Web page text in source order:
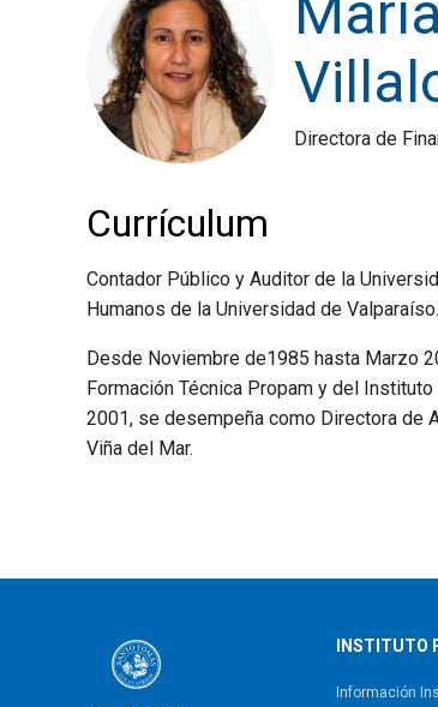
Directora de
Currículum
Contador Público y Auditor de la
Humanos de la Universidad de Valparaíso.
Desde Noviembre de1985 hasta Marzo
Formación Técnica Propam y del
2001, se desempeña como Directora de
Viña del Mar.
INSTITUTO
Información